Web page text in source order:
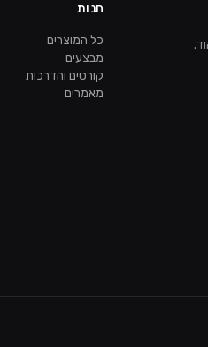
חנות
כל המוצרים
מבצעים
קורסים והדרכות
מאמרים